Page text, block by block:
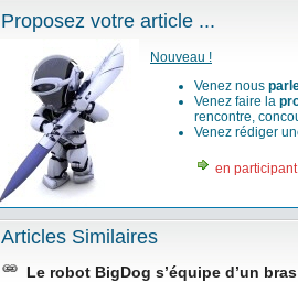
Proposez votre article ...
Nouveau !
Venez nous
Venez faire la
rencontre,
Venez rédiger
en
Articles Similaires
Le robot BigDog s’équipe d’un